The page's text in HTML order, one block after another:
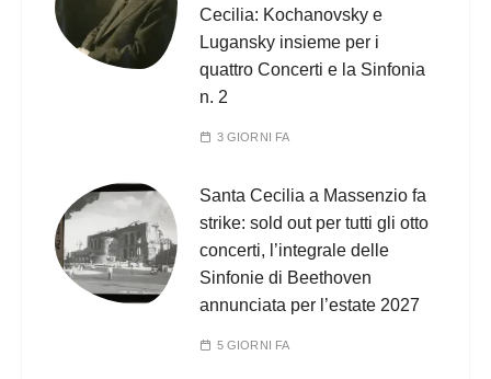
Cecilia: Kochanovsky e
Lugansky insieme per i
quattro Concerti e la Sinfonia
n. 2
3 GIORNI FA
Santa Cecilia a Massenzio fa
strike: sold out per tutti gli otto
concerti, l’integrale delle
Sinfonie di Beethoven
annunciata per l’estate 2027
5 GIORNI FA